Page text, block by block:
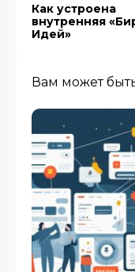
Как устроена
внутренняя
Идей»
Вам может